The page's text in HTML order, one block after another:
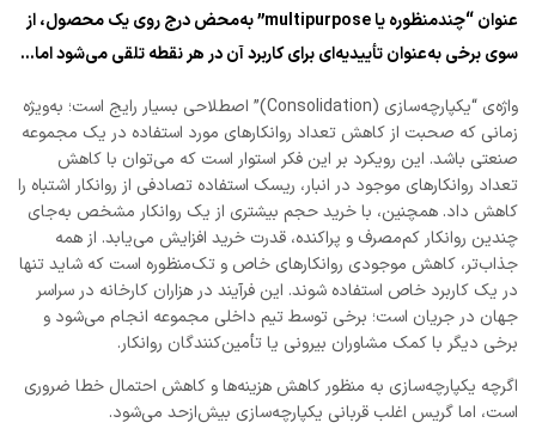
عنوان “چندمنظوره یا multipurpose” به‌محض درج روی یک محصول، از
سوی برخی به‌عنوان تأییدیه‌ای برای کاربرد آن در هر نقطه تلقی می‌شود اما…
واژه‌ی “یکپارچه‌سازی (Consolidation)” اصطلاحی بسیار رایج است؛ به‌ویژه
زمانی که صحبت از کاهش تعداد روانکارهای مورد استفاده در یک مجموعه
صنعتی باشد. این رویکرد بر این فکر استوار است که می‌توان با کاهش
تعداد روانکارهای موجود در انبار، ریسک استفاده تصادفی از روانکار اشتباه را
کاهش داد. همچنین، با خرید حجم بیشتری از یک روانکار مشخص به‌جای
چندین روانکار کم‌مصرف و پراکنده، قدرت خرید افزایش می‌یابد. از همه
جذاب‌تر، کاهش موجودی روانکارهای خاص و تک‌منظوره است که شاید تنها
در یک کاربرد خاص استفاده شوند. این فرآیند در هزاران کارخانه در سراسر
جهان در جریان است؛ برخی توسط تیم داخلی مجموعه انجام می‌شود و
برخی دیگر با کمک مشاوران بیرونی یا تأمین‌کنندگان روانکار.
اگرچه یکپارچه‌سازی به منظور کاهش هزینه‌ها و کاهش احتمال خطا ضروری
است، اما گریس اغلب قربانی یکپارچه‌سازی بیش‌ازحد می‌شود.